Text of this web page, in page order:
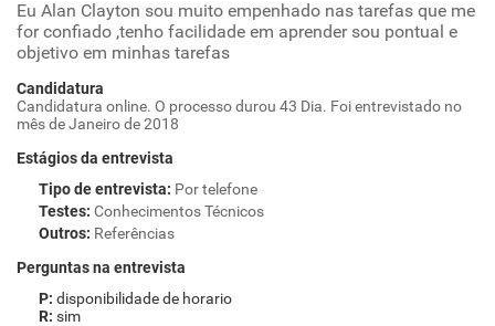
Eu Alan Clayton sou muito empenhado nas tarefas que me
for confiado ,tenho facilidade em aprender sou pontual e
objetivo em minhas tarefas
Candidatura
Candidatura online. O processo durou 43 Dia. Foi entrevistado no
mês de Janeiro de 2018
Estágios da entrevista
Tipo de entrevista: Por telefone
Testes: Conhecimentos Técnicos
Outros: Referências
Perguntas na entrevista
disponibilidade de horario
sim